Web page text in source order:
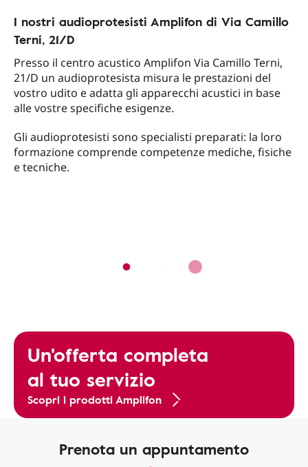
I nostri audioprotesisti Amplifon di Via Camillo
Terni, 21/D
Presso il centro acustico Amplifon Via Camillo Terni,
21/D un audioprotesista misura le prestazioni del
vostro udito e adatta gli apparecchi acustici in base
alle vostre specifiche esigenze.
Gli audioprotesisti sono specialisti preparati: la loro
formazione comprende competenze mediche, fisiche
e tecniche.
Un'offerta completa
al tuo servizio
Scopri i prodotti Amplifon
Prenota un appuntamento